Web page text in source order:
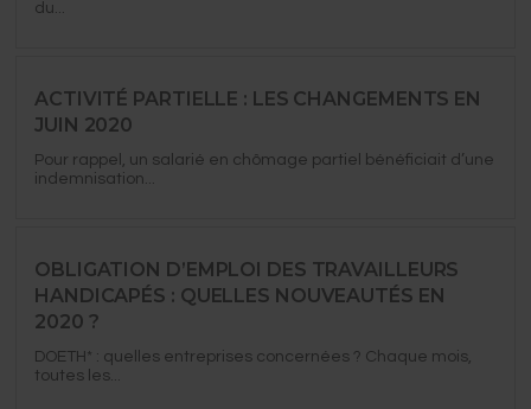
du...
ACTIVITÉ PARTIELLE : LES CHANGEMENTS EN
JUIN 2020
Pour rappel, un salarié en chômage partiel bénéficiait d’une
indemnisation...
OBLIGATION D’EMPLOI DES TRAVAILLEURS
HANDICAPÉS : QUELLES NOUVEAUTÉS EN
2020 ?
DOETH* : quelles entreprises concernées ?​ Chaque mois,
toutes les...